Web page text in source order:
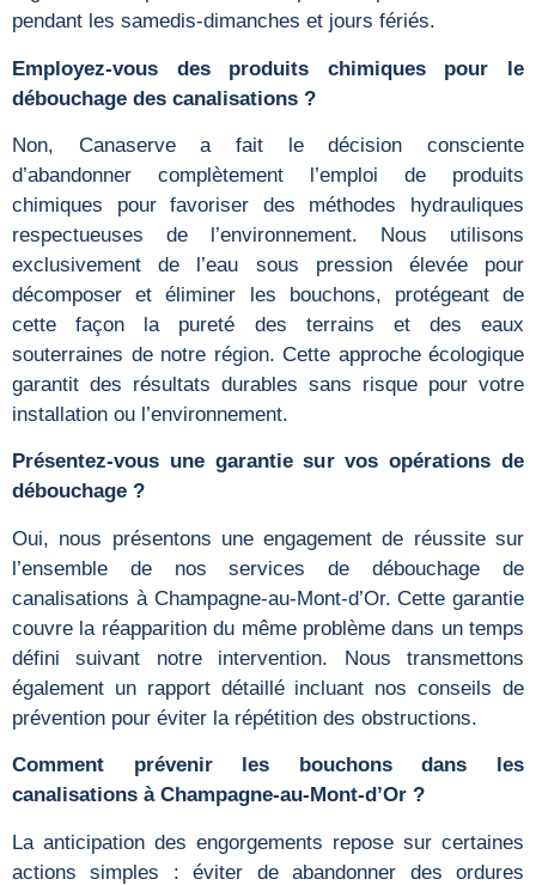
pendant les samedis-dimanches et jours fériés.
Employez-vous des produits chimiques pour le
débouchage des canalisations ?
Non, Canaserve a fait le décision consciente
d’abandonner complètement l’emploi de produits
chimiques pour favoriser des méthodes hydrauliques
respectueuses de l’environnement. Nous utilisons
exclusivement de l’eau sous pression élevée pour
décomposer et éliminer les bouchons, protégeant de
cette façon la pureté des terrains et des eaux
souterraines de notre région. Cette approche écologique
garantit des résultats durables sans risque pour votre
installation ou l’environnement.
Présentez-vous une garantie sur vos opérations de
débouchage ?
Oui, nous présentons une engagement de réussite sur
l’ensemble de nos services de débouchage de
canalisations à Champagne-au-Mont-d’Or. Cette garantie
couvre la réapparition du même problème dans un temps
défini suivant notre intervention. Nous transmettons
également un rapport détaillé incluant nos conseils de
prévention pour éviter la répétition des obstructions.
Comment prévenir les bouchons dans les
canalisations à Champagne-au-Mont-d’Or ?
La anticipation des engorgements repose sur certaines
actions simples : éviter de abandonner des ordures